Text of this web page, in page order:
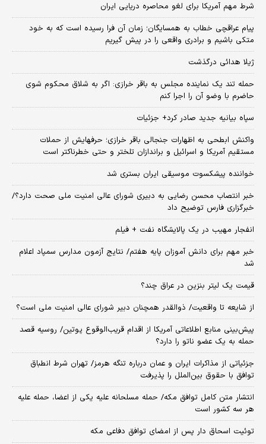
شرط مهم آمریکا برای لغو محاصره دریایی ایران
پیام عراقچی خطاب به همسایگان؛ زمان آن فرا رسیده است که به خود
متکی باشیم و برادری واقعی را در پیش گیریم
ژیلا هدائی درگذشت
حمله تند یک نماینده مجلس به باقر خرازی: اگر به شلاق محکوم شوی
حاضرم با وضو آن را اجرا کنم
سپاه بیانیه جدید صادر کرد+ جزئیات
واکنش ابطحی به اظهارات جنجالی باقر خرازی؛ حرفهایش از حملات
مستقیم آمریکا و اسرائیل و براندازان تلختر و حتی خطرناکتر است
خواننده پیشکسوت موسیقی ایران بستری شد
خبر انتصاب محسن رضایی به دبیری شورای عالی امنیت ملی صحت دارد؟/
خبرگزاری فارس توضیح داد
انفجار مهیب در یک پالایشگاه نفت + فیلم
خبر مهم برای دانش آموزان پایه هفتم/ نتایج آزمون مدارس سمپاد اعلام
شد
قیمت یک لیتر بنزین در عراق چند؟
از شایعه تا واقعیت/ ذوالقدر همچنان دبیر شورای ‌عالی امنیت ملی است؟
پیش‌بینی منابع اطلاعاتی آمریکا از اقدام قریب‌الوقوع پوتین/ روسیه قصد
حمله به یک عضو ناتو را دارد؟
جزئیاتی از مذاکرات ایران و عمان درباره تنگه هرمز/ تهران شرط انطباق
توافق با حقوق بین‌الملل را پذیرفت
انتشار متن کامل توافق مکه/ حمله مسلحانه علیه یکی از اعضا، حمله علیه
هر سه کشور است
توئیت اسحاق دار پس از امضای توافق دفاعی مکه